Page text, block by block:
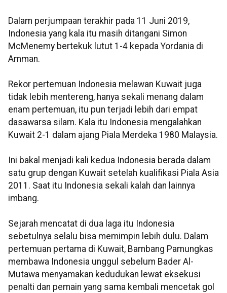
Dalam perjumpaan terakhir pada 11 Juni 2019,
Indonesia yang kala itu masih ditangani Simon
McMenemy bertekuk lutut 1-4 kepada Yordania di
Amman.
Rekor pertemuan Indonesia melawan Kuwait juga
tidak lebih mentereng, hanya sekali menang dalam
enam pertemuan, itu pun terjadi lebih dari empat
dasawarsa silam. Kala itu Indonesia mengalahkan
Kuwait 2-1 dalam ajang Piala Merdeka 1980 Malaysia.
Ini bakal menjadi kali kedua Indonesia berada dalam
satu grup dengan Kuwait setelah kualifikasi Piala Asia
2011. Saat itu Indonesia sekali kalah dan lainnya
imbang.
Sejarah mencatat di dua laga itu Indonesia
sebetulnya selalu bisa memimpin lebih dulu. Dalam
pertemuan pertama di Kuwait, Bambang Pamungkas
membawa Indonesia unggul sebelum Bader Al-
Mutawa menyamakan kedudukan lewat eksekusi
penalti dan pemain yang sama kembali mencetak gol